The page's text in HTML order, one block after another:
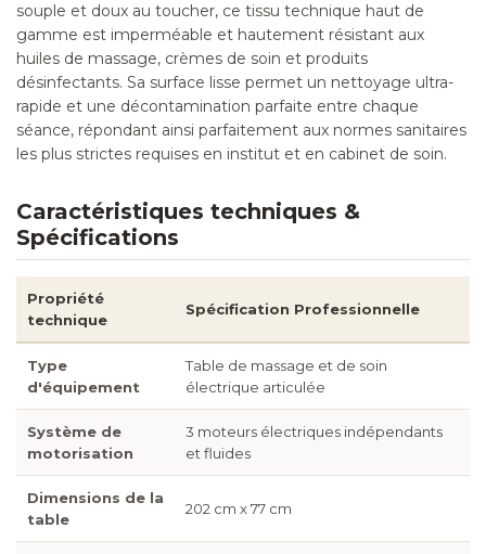
souple et doux au toucher, ce tissu technique haut de
gamme est imperméable et hautement résistant aux
huiles de massage, crèmes de soin et produits
désinfectants. Sa surface lisse permet un nettoyage ultra-
rapide et une décontamination parfaite entre chaque
séance, répondant ainsi parfaitement aux normes sanitaires
les plus strictes requises en institut et en cabinet de soin.
Caractéristiques techniques &
Spécifications
Propriété
technique
Spécification Professionnelle
Type
d'équipement
Table de massage et de soin
électrique articulée
Système de
motorisation
3 moteurs électriques indépendants
et fluides
Dimensions de la
table
202 cm x 77 cm